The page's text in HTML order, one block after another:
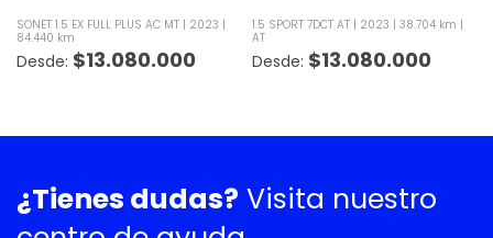
SONET 1.5 EX FULL PLUS AC MT
2023
84.440 km
$13.080.000
1.5 SPORT 7DCT AT 2023
38.704 km
AT
$13.080.000
¿Tienes dudas? Visita nuestro